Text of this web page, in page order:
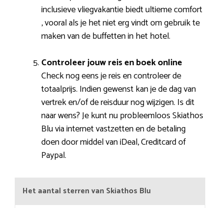
inclusieve vliegvakantie biedt ultieme comfort
, vooral als je het niet erg vindt om gebruik te
maken van de buffetten in het hotel.
Controleer jouw reis en boek online
Check nog eens je reis en controleer de
totaalprijs. Indien gewenst kan je de dag van
vertrek en/of de reisduur nog wijzigen. Is dit
naar wens? Je kunt nu probleemloos Skiathos
Blu via internet vastzetten en de betaling
doen door middel van iDeal, Creditcard of
Paypal.
Het aantal sterren van Skiathos Blu